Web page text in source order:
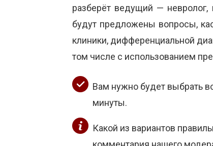
разберёт ведущий —
будут предложены вопросы,
клиники, дифференциальной
том числе с использованием
Вам нужно будет выбрать
минуты.
Какой из вариантов